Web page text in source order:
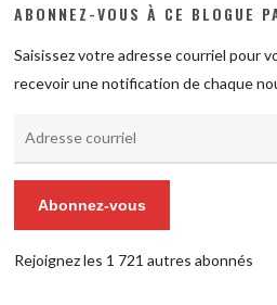
ABONNEZ-VOUS À CE BLOGUE
Saisissez votre adresse courriel pour
recevoir une notification de chaque
Abonnez-vous
Rejoignez les 1 721 autres abonnés